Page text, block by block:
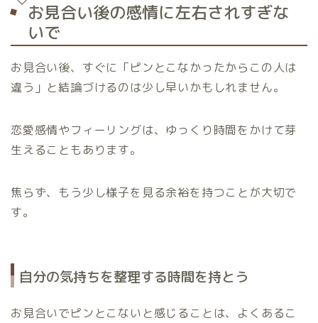
お見合い後の感情に左右されすぎな
いで
お見合い後、すぐに「ピンとこなかったからこの人は
違う」と結論づけるのは少し早いかもしれません。
恋愛感情やフィーリングは、ゆっくり時間をかけて芽
生えることもあります。
焦らず、もう少し様子を見る余裕を持つことが大切で
す。
自分の気持ちを整理する時間を持とう
お見合いでピンとこないと感じることは、よくあるこ